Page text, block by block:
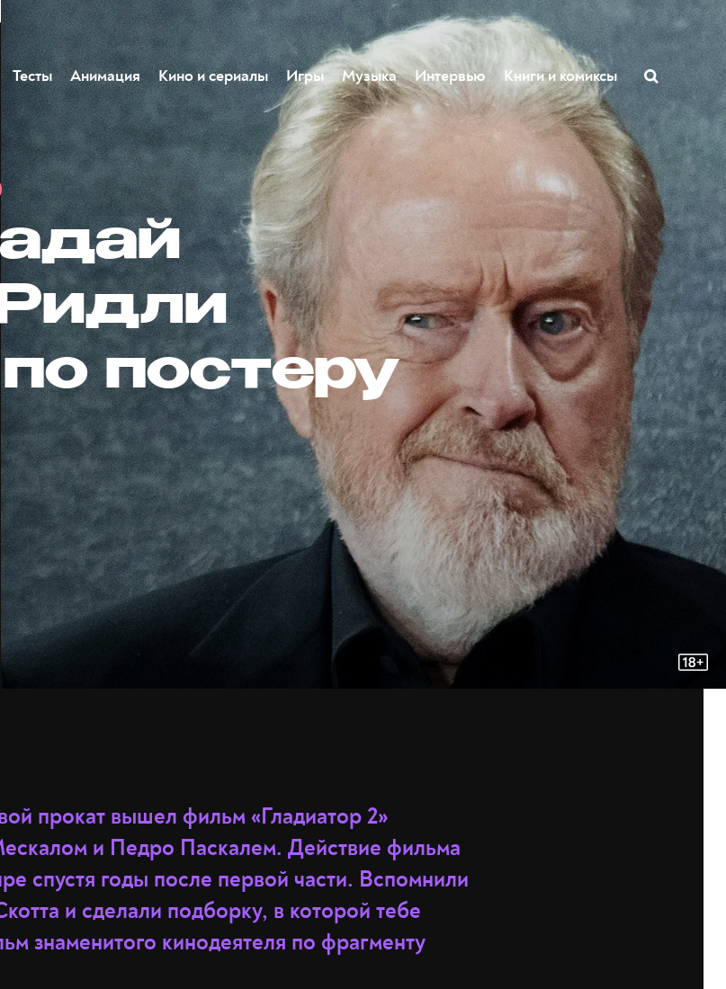
Тесты Анимация Кино и сериалы Игры Музыка Интервью Книги и комиксы
постеру
прокат вышел фильм «Гладиатор 2»
и Педро Паскалем. Действие фильма
спустя годы после первой части. Вспомнили
и сделали подборку, в которой тебе
знаменитого кинодеятеля по фрагменту